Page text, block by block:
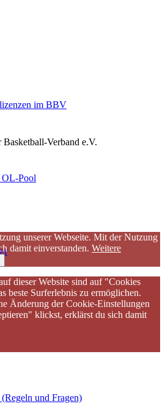
im BBV
OL-Pool
und Fragen)
Verband e.V.
unserer Webseite. Mit der Nutzung
damit einverstanden. Weitere
dieser Website sind auf "Cookies
beste Surferlebnis zu ermöglichen.
Änderung der Cookie-Einstellungen
klickst, erklärst du sich damit